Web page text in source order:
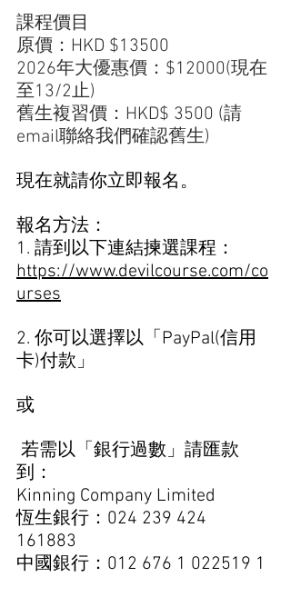
課程價目
原價：HKD $13500
2026年大優惠價：$12000(現在
至13/2止)
舊生複習價：HKD$ 3500 (請
email聯絡我們確認舊生)
現在就請你立即報名。
報名方法：
1. 請到以下連結揀選課程：
https://www.devilcourse.com/co
urses
2. 你可以選擇以「PayPal(信用
卡)付款」
或
到：
Kinning Company Limited
恆生銀行：024 239 424
161883
中國銀行：012 676 1 022519 1